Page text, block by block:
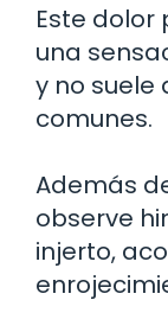
Este
una
y no suele
comunes.
Además
observe
injerto,